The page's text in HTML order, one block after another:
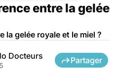
entre la gelée
la gelée royale et le miel ?
Docteurs Partager